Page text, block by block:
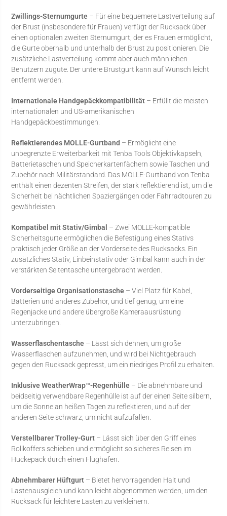
Zwillings-Sternumgurte – Für eine bequemere Lastverteilung auf
der Brust (insbesondere für Frauen) verfügt der Rucksack über
einen optionalen zweiten Sternumgurt, der es Frauen ermöglicht,
die Gurte oberhalb und unterhalb der Brust zu positionieren. Die
zusätzliche Lastverteilung kommt aber auch männlichen
Benutzern zugute. Der untere Brustgurt kann auf Wunsch leicht
entfernt werden.
Internationale Handgepäckkompatibilität – Erfüllt die meisten
internationalen und US-amerikanischen
Handgepäckbestimmungen.
Reflektierendes MOLLE-Gurtband – Ermöglicht eine
unbegrenzte Erweiterbarkeit mit Tenba Tools Objektivkapseln,
Batterietaschen und Speicherkartenfächern sowie Taschen und
Zubehör nach Militärstandard. Das MOLLE-Gurtband von Tenba
enthält einen dezenten Streifen, der stark reflektierend ist, um die
Sicherheit bei nächtlichen Spaziergängen oder Fahrradtouren zu
gewährleisten.
Kompatibel mit Stativ/Gimbal – Zwei MOLLE-kompatible
Sicherheitsgurte ermöglichen die Befestigung eines Stativs
praktisch jeder Größe an der Vorderseite des Rucksacks. Ein
zusätzliches Stativ, Einbeinstativ oder Gimbal kann auch in der
verstärkten Seitentasche untergebracht werden.
Vorderseitige Organisationstasche – Viel Platz für Kabel,
Batterien und anderes Zubehör, und tief genug, um eine
Regenjacke und andere übergroße Kameraausrüstung
unterzubringen.
Wasserflaschentasche – Lässt sich dehnen, um große
Wasserflaschen aufzunehmen, und wird bei Nichtgebrauch
gegen den Rucksack gepresst, um ein niedriges Profil zu erhalten.
Inklusive WeatherWrap™-Regenhülle – Die abnehmbare und
beidseitig verwendbare Regenhülle ist auf der einen Seite silbern,
um die Sonne an heißen Tagen zu reflektieren, und auf der
anderen Seite schwarz, um nicht aufzufallen.
Verstellbarer Trolley-Gurt – Lässt sich über den Griff eines
Rollkoffers schieben und ermöglicht so sicheres Reisen im
Huckepack durch einen Flughafen.
Abnehmbarer Hüftgurt – Bietet hervorragenden Halt und
Lastenausgleich und kann leicht abgenommen werden, um den
Rucksack für leichtere Lasten zu verkleinern.